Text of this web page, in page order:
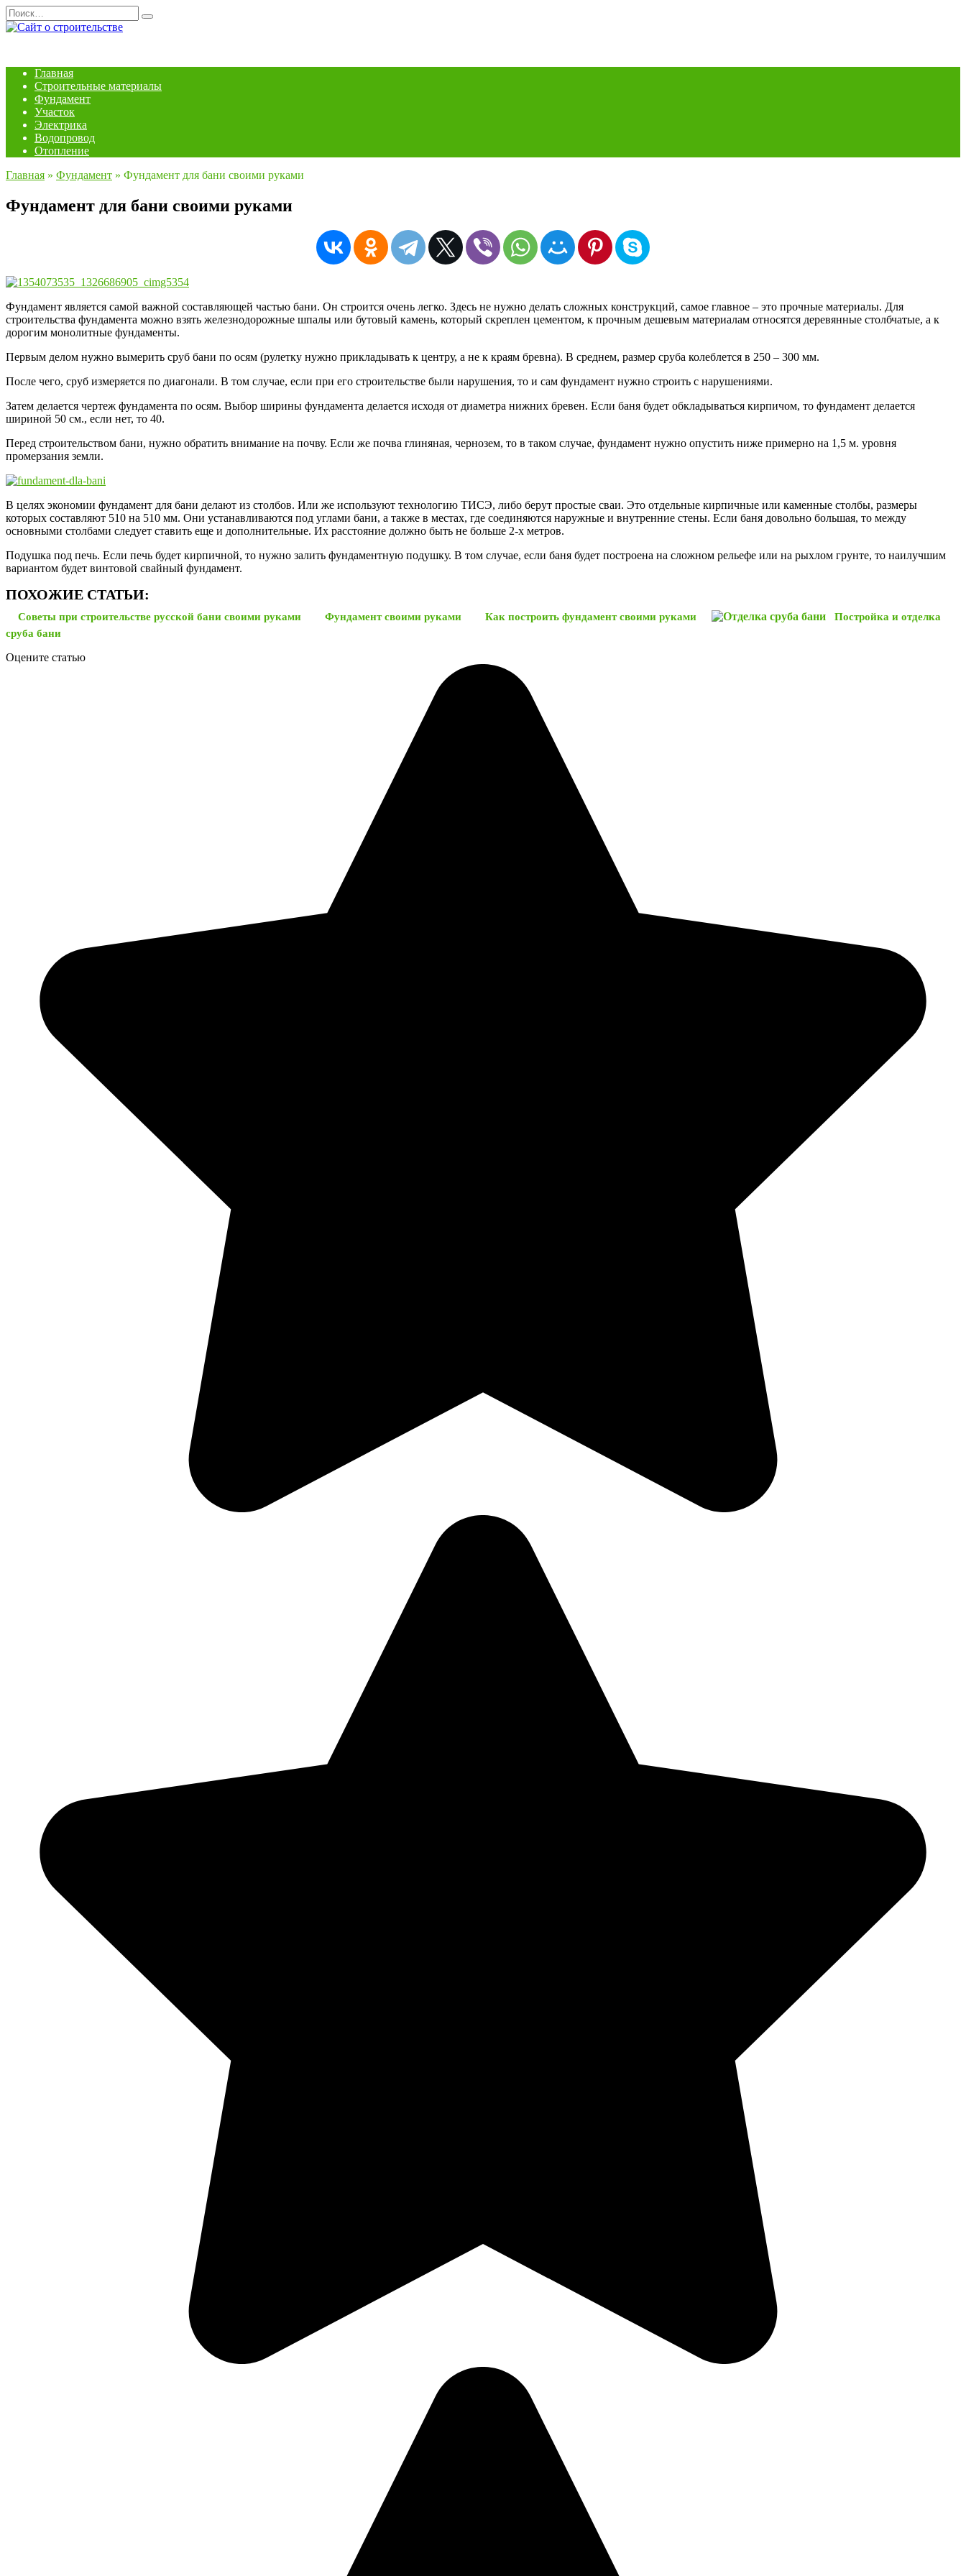
Перейти
к
содержанию
Search
for:
Главная
Строительные материалы
Фундамент
Участок
Электрика
Водопровод
Отопление
Главная » Фундамент » Фундамент для бани своими руками
Фундамент для бани своими руками
Фундамент является самой важной составляющей частью бани. Он строится очень легко. Здесь не нужно делать сложных конструкций, самое главное – это прочные материалы. Для
строительства фундамента можно взять железнодорожные шпалы или бутовый камень, который скреплен цементом, к прочным дешевым материалам относятся деревянные столбчатые, а к
дорогим монолитные фундаменты.
Первым делом нужно вымерить сруб бани по осям (рулетку нужно прикладывать к центру, а не к краям бревна). В среднем, размер сруба колеблется в 250 – 300 мм.
После чего, сруб измеряется по диагонали. В том случае, если при его строительстве были нарушения, то и сам фундамент нужно строить с нарушениями.
Затем делается чертеж фундамента по осям. Выбор ширины фундамента делается исходя от диаметра нижних бревен. Если баня будет обкладываться кирпичом, то фундамент делается
шириной 50 см., если нет, то 40.
Перед строительством бани, нужно обратить внимание на почву. Если же почва глиняная, чернозем, то в таком случае, фундамент нужно опустить ниже примерно на 1,5 м. уровня
промерзания земли.
В целях экономии фундамент для бани делают из столбов. Или же используют технологию ТИСЭ, либо берут простые сваи. Это отдельные кирпичные или каменные столбы, размеры
которых составляют 510 на 510 мм. Они устанавливаются под углами бани, а также в местах, где соединяются наружные и внутренние стены. Если баня довольно большая, то между
основными столбами следует ставить еще и дополнительные. Их расстояние должно быть не больше 2-х метров.
Подушка под печь. Если печь будет кирпичной, то нужно залить фундаментную подушку. В том случае, если баня будет построена на сложном рельефе или на рыхлом грунте, то наилучшим
вариантом будет винтовой свайный фундамент.
ПОХОЖИЕ СТАТЬИ:
Советы при строительстве русской бани своими руками Фундамент своими руками Как построить фундамент своими руками
Постройка и отделка
сруба бани
Оцените статью